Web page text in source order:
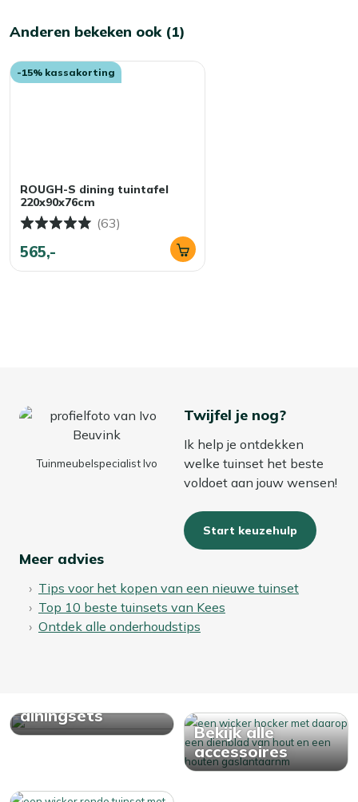
Anderen bekeken ook (1)
-15% kassakorting
ROUGH-S dining tuintafel
220x90x76cm
(63)
565,-
Tuinmeubelspecialist Ivo
Twijfel je nog?
Ik help je ontdekken
welke tuinset het beste
voldoet aan jouw wensen!
Start keuzehulp
Meer advies
Tips voor het kopen van een nieuwe tuinset
Top 10 beste tuinsets van Kees
Ontdek alle onderhoudstips
diningsets
Bekijk alle
accessoires